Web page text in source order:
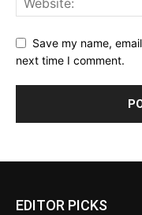
Save my name,
next time I comment.
EDITOR PICKS